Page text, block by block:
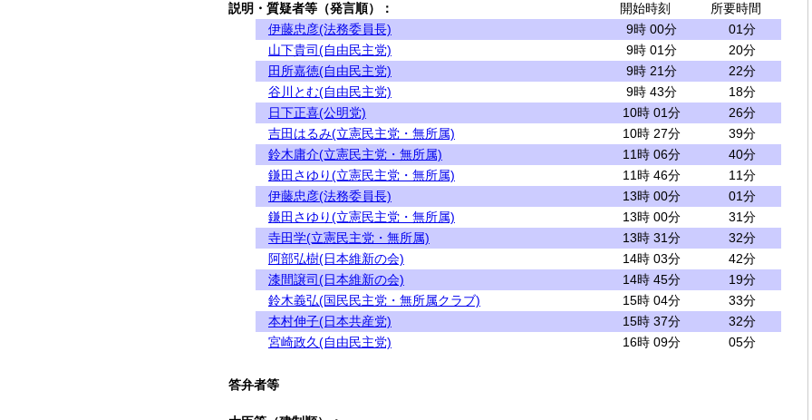
説明・質疑者等（発言順）： 開始時刻
所要時間
伊藤忠彦(法務委員長)
9時 00分
01分
山下貴司(自由民主党)
9時 01分
20分
田所嘉徳(自由民主党)
9時 21分
22分
谷川とむ(自由民主党)
9時 43分
18分
日下正喜(公明党)
10時 01分
26分
吉田はるみ(立憲民主党・無所属)
10時 27分
39分
鈴木庸介(立憲民主党・無所属)
11時 06分
40分
鎌田さゆり(立憲民主党・無所属)
11時 46分
11分
伊藤忠彦(法務委員長)
13時 00分
01分
鎌田さゆり(立憲民主党・無所属)
13時 00分
31分
寺田学(立憲民主党・無所属)
13時 31分
32分
阿部弘樹(日本維新の会)
14時 03分
42分
漆間譲司(日本維新の会)
14時 45分
19分
鈴木義弘(国民民主党・無所属クラブ)
15時 04分
33分
本村伸子(日本共産党)
15時 37分
32分
宮崎政久(自由民主党)
16時 09分 05分
答弁者等